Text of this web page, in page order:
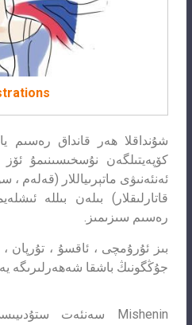
شۇنداقلا ھەر قانداق رەسىم
كۆپەيتىلگەن نۇسخىسىنىمۇ ئۆز
ئەنئەنىۋى ماتېرىياللار (قەلەم ،
قاتارلىقلار) بىلەن بىللە
رەسىم سىزىمىز.
بىز ئۇرۇمچى ، ئاقسۇ ، تۇرپان
جۇڭگونىڭ باشقا شەھەرلىرىگە